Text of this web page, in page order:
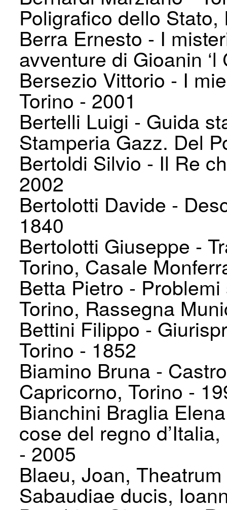
Poligrafico dello
Berra Ernesto - I
avventure di Gioanin ‘l
Bersezio Vittorio - I
Torino - 2001
Bertelli Luigi - Guida
Stamperia Gazz. Del
Bertoldi Silvio - Il Re
2002
Bertolotti Davide -
1840
Bertolotti Giuseppe -
Torino, Casale
Betta Pietro -
Torino, Rassegna
Bettini Filippo -
Torino - 1852
Biamino Bruna -
Capricorno, Torino -
Bianchini Braglia
cose del regno
- 2005
Blaeu, Joan,
Sabaudiae ducis,